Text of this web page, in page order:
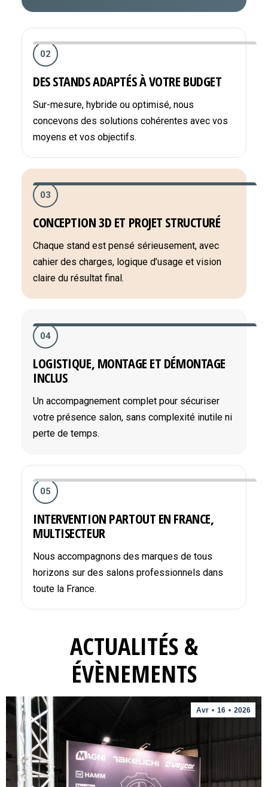
02
DES STANDS ADAPTÉS À VOTRE BUDGET
Sur-mesure, hybride ou optimisé, nous
concevons des solutions cohérentes avec vos
moyens et vos objectifs.
03
CONCEPTION 3D ET PROJET STRUCTURÉ
Chaque stand est pensé sérieusement, avec
cahier des charges, logique d’usage et vision
claire du résultat final.
04
LOGISTIQUE, MONTAGE ET DÉMONTAGE
INCLUS
Un accompagnement complet pour sécuriser
votre présence salon, sans complexité inutile ni
perte de temps.
05
INTERVENTION PARTOUT EN FRANCE,
MULTISECTEUR
Nous accompagnons des marques de tous
horizons sur des salons professionnels dans
toute la France.
ACTUALITÉS &
ÉVÈNEMENTS
Avr 16 2026